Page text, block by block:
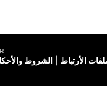
الشروط الأرتباط